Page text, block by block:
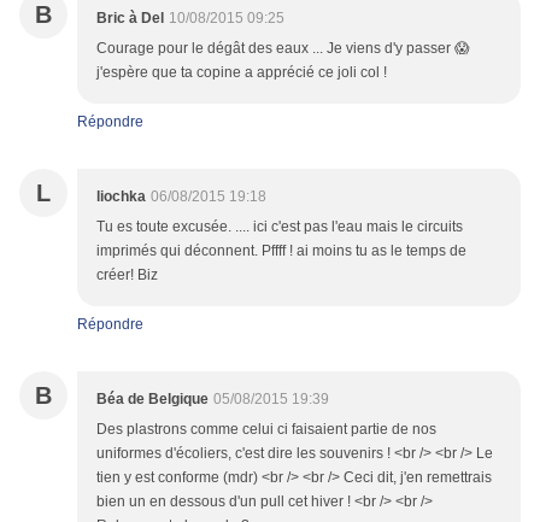
B Bric à Del 10/08/2015 09:25
Courage pour le dégât des eaux ... Je viens d'y passer 😱
j'espère que ta copine a apprécié ce joli col !
Répondre
L liochka 06/08/2015 19:18
Tu es toute excusée. .... ici c'est pas l'eau mais le circuits
imprimés qui déconnent. Pffff ! ai moins tu as le temps de
créer! Biz
Répondre
B Béa de Belgique 05/08/2015 19:39
Des plastrons comme celui ci faisaient partie de nos
uniformes d'écoliers, c'est dire les souvenirs ! <br /> <br /> Le
tien y est conforme (mdr) <br /> <br /> Ceci dit, j'en remettrais
bien un en dessous d'un pull cet hiver ! <br /> <br />